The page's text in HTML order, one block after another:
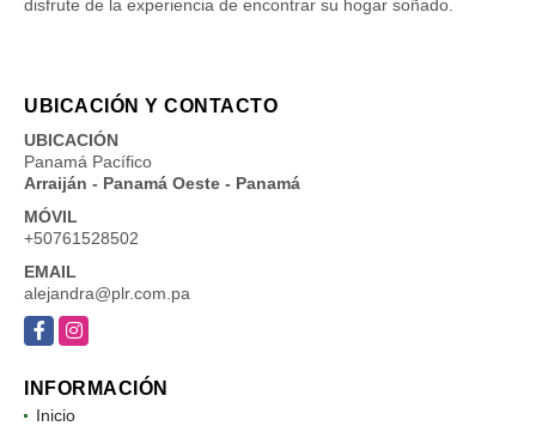
disfrute de la experiencia de encontrar su hogar soñado.
UBICACIÓN Y CONTACTO
UBICACIÓN
Panamá Pacífico
Arraiján - Panamá Oeste - Panamá
MÓVIL
+50761528502
EMAIL
alejandra@plr.com.pa
FacebookInstagram
INFORMACIÓN
Inicio